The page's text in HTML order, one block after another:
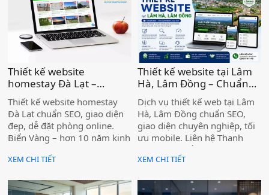
Thiết kế website
homestay Đà Lạt –
Chuẩn SEO, đẹp, hiệu
quả )
Thiết kế website homestay
Đà Lạt chuẩn SEO, giao diện
đẹp, dễ đặt phòng online.
Biển Vàng – hơn 10 năm kinh
Lâm Đồng.
XEM CHI TIẾT
Thiết kế website tại Lâm
Hà, Lâm Đồng – Chuẩn
SEO, Giá Tốt )
Dịch vụ thiết kế web tại Lâm
Hà, Lâm Đồng chuẩn SEO,
giao diện chuyên nghiệp, tối
ưu mobile. Liên hệ Thanh
Sang MOS để được tư vấn
miễn phí ngay hôm nay.
XEM CHI TIẾT